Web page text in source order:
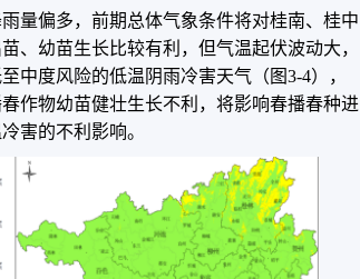
量偏多，前期总体气象条件将对桂南、桂中
、幼苗生长比较有利，但气温起伏波动大，
中度风险的低温阴雨冷害天气（图3-4），
作物幼苗健壮生长不利，将影响春播春种进
害的不利影响。